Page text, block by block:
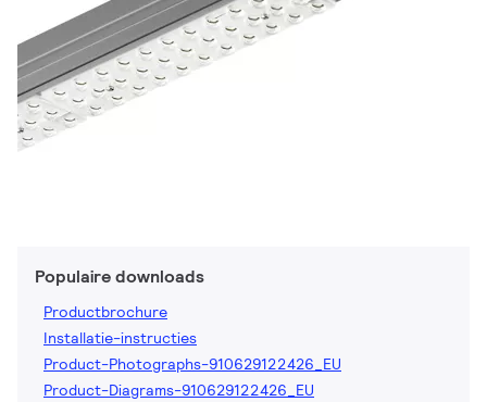
Populaire downloads
Productbrochure
Installatie-instructies
Product-Photographs-910629122426_EU
Product-Diagrams-910629122426_EU